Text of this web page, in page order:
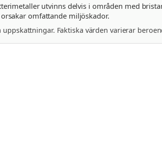
utvinns delvis i områden med
omfattande miljöskador.
Faktiska värden varierar